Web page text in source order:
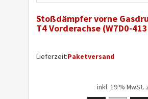
Stoßdämpfer vorne
T4 Vorderachse (W7D0-
Lieferzeit:Paketversand
inkl. 19 % MwSt.